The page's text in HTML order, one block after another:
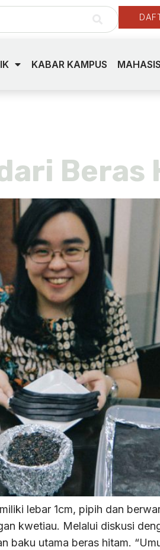
KABAR KAMPUS
Beras
lebar 1cm, pipih dan
kwetiau. Melalui diskusi
baku utama beras hitam.